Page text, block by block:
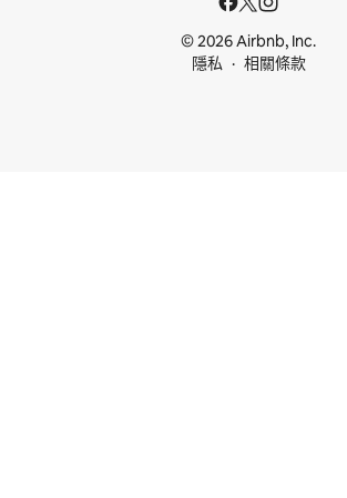
© 2026 Airbnb, Inc.
隱私
相關條款